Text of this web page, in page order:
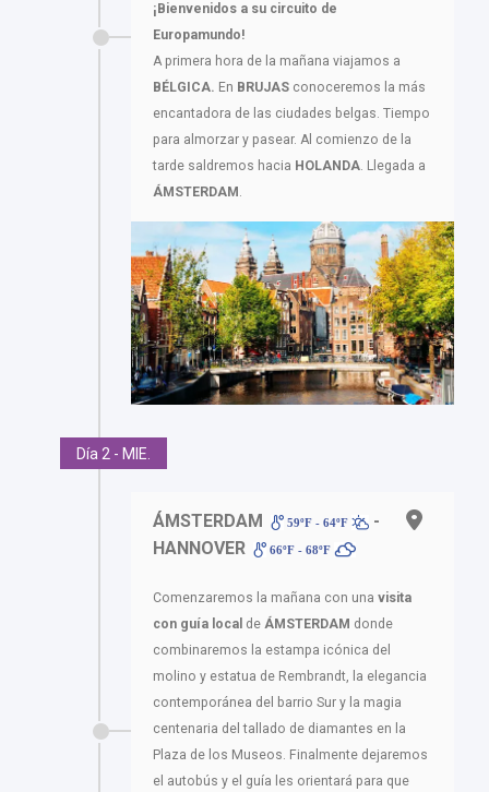
¡Bienvenidos a su circuito de
Europamundo!
A primera hora de la mañana viajamos a
BÉLGICA. En BRUJAS conoceremos la más
encantadora de las ciudades belgas. Tiempo
para almorzar y pasear. Al comienzo de la
tarde saldremos hacia HOLANDA. Llegada a
ÁMSTERDAM .
Día 2 - MIE.
ÁMSTERDAM 59ºF - 64ºF
-
HANNOVER
66ºF - 68ºF
Comenzaremos la mañana con una visita
con guía local de ÁMSTERDAM donde
combinaremos la estampa icónica del
molino y estatua de Rembrandt, la elegancia
contemporánea del barrio Sur y la magia
centenaria del tallado de diamantes en la
Plaza de los Museos. Finalmente dejaremos
el autobús y el guía les orientará para que